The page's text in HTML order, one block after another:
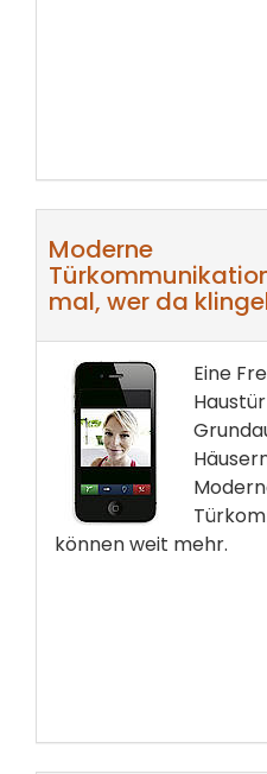
Moderne
mal, wer da
Eine
können weit mehr.